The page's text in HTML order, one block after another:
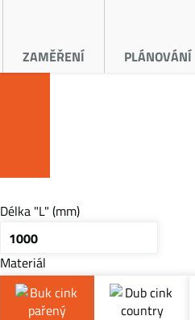
ZAMĚŘENÍ PLÁNOVÁNÍ
Délka "L" (mm)
Materiál